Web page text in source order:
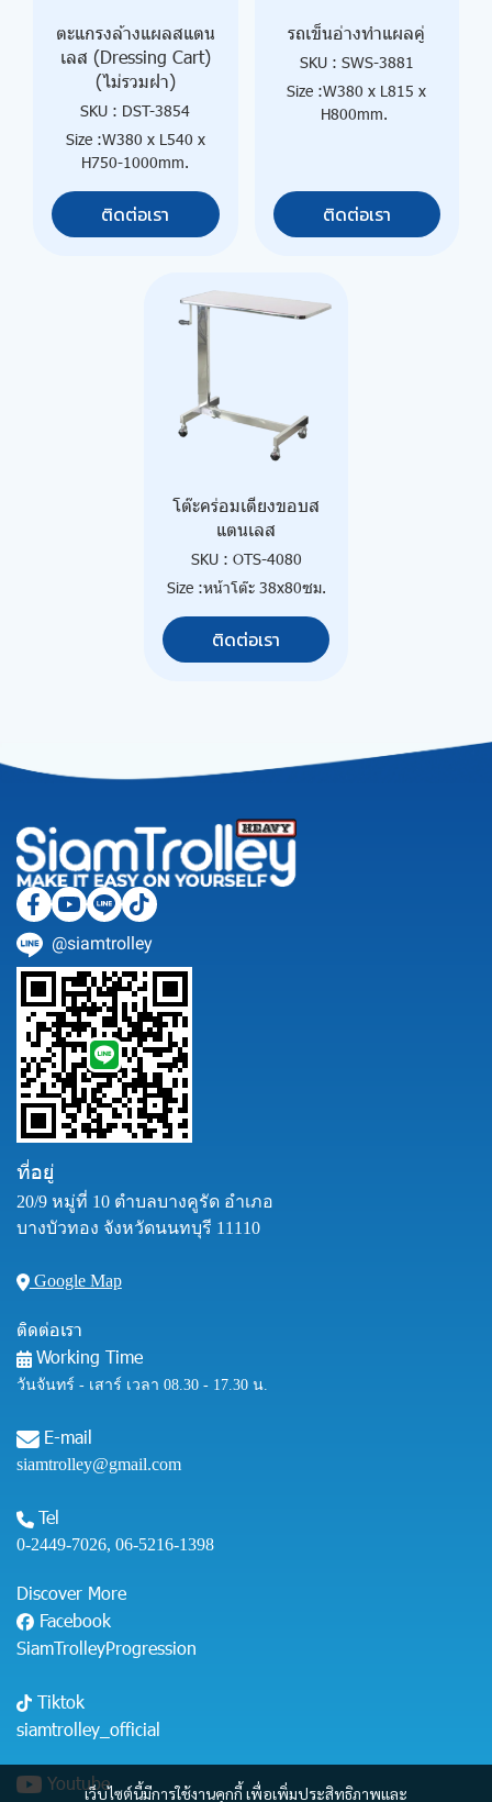
ตะแกรงล้างแผลสแตน
เลส (Dressing Cart)
(ไม่รวมฝา)
SKU : DST-3854
Size :W380 x L540 x
H750-1000mm.
ติดต่อเรา
รถเข็นอ่างทำแผลคู่
SKU : SWS-3881
Size :W380 x L815 x
H800mm.
ติดต่อเรา
โต๊ะคร่อมเตียงขอบส
แตนเลส
SKU : OTS-4080
Size :หน้าโต๊ะ 38x80ซม.
ติดต่อเรา
เว็บไซต์นี้มีการใช้งานคุกกี้ เพื่อเพิ่มประสิทธิภาพและ
@siamtrolley
ที่อยู่
20/9 หมู่ที่ 10 ตำบลบางคูรัด อำเภอ
บางบัวทอง จังหวัดนนทบุรี 11110
Google Map
ติดต่อเรา
Working Time
วันจันทร์ - เสาร์ เวลา 08.30 - 17.30 น.
E-mail
siamtrolley@gmail.com
Tel
0-2449-7026, 06-5216-1398
Discover More
Facebook
SiamTrolleyProgression
Tiktok
siamtrolley_official
Youtube